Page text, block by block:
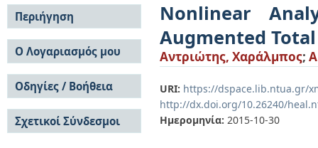
Nonlinear
Augmented
Αντριώτης, Χαράλμπος;
URI: https://dspace.lib.ntua.gr/
http://dx.doi.org/10.26240/
Ημερομηνία: 2015-10-30
Περιήγηση
Σε όλο το DSpace
Κοινότητες & Συλλογές
Ανά Ημερομηνία
Έκδοσης
Συγγραφείς
Τίτλοι
Θέματα
Ο Λογαριασμός μου
Σύνδεση
Εγγραφή
Οδηγίες / Βοήθεια
Οδηγίες Υποβολής
Οδηγίες Χρήσης ΙΑ
Συχνές Ερωτήσεις
Σχετικοί Σύνδεσμοι